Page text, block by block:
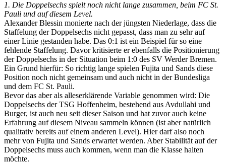
1. Die Doppelsechs spielt noch nicht lange zusammen, beim FC St.
Pauli und auf diesem Level.
Alexander Blessin monierte nach der jüngsten Niederlage, dass die
Staffelung der Doppelsechs nicht gepasst, dass man zu sehr auf
einer Linie gestanden habe. Das 0:1 ist ein Beispiel für so eine
fehlende Staffelung. Davor kritisierte er ebenfalls die Positionierung
der Doppelsechs in der Situation beim 1:0 des SV Werder Bremen.
Ein Grund hierfür: So richtig lange spielen Fujita und Sands diese
Position noch nicht gemeinsam und auch nicht in der Bundesliga
und dem FC St. Pauli.
Bevor das aber als alleserklärende Variable genommen wird: Die
Doppelsechs der TSG Hoffenheim, bestehend aus Avdullahi und
Burger, ist auch neu seit dieser Saison und hat zuvor auch keine
Erfahrung auf diesem Niveau sammeln können (ist aber natürlich
qualitativ bereits auf einem anderen Level). Hier darf also noch
mehr von Fujita und Sands erwartet werden. Aber Stabilität auf der
Doppelsechs muss auch kommen, wenn man die Klasse halten
möchte.